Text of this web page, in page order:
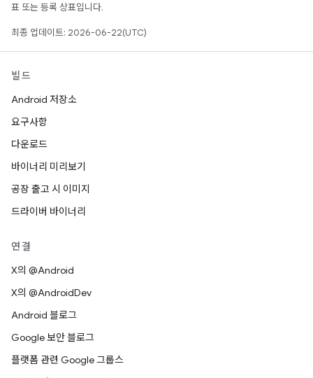
표 또는 등록 상표입니다.
최종 업데이트: 2026-06-22(UTC)
빌드
Android 저장소
요구사항
다운로드
바이너리 미리보기
공장 출고 시 이미지
드라이버 바이너리
연결
X의 @Android
X의 @AndroidDev
Android 블로그
Google 보안 블로그
플랫폼 관련 Google 그룹스